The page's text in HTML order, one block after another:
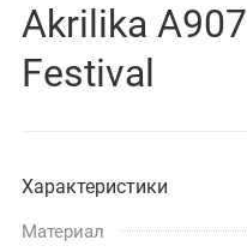
Akrilika A907
Festival
Характеристики
Материал